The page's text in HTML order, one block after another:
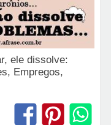
ele dissolve:
Empregos,